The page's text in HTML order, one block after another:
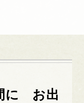
に お出